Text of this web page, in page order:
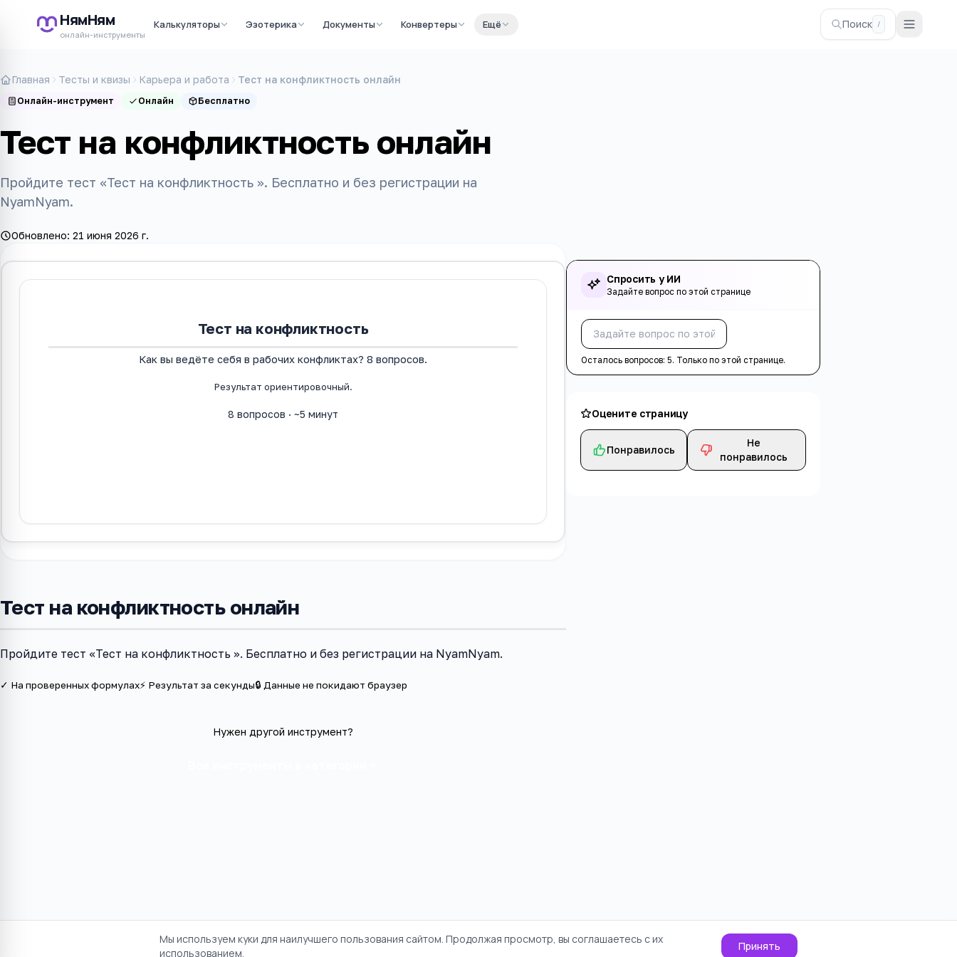
НямНям
онлайн-инструменты
Калькуляторы Эзотерика Документы Конвертеры Ещё Поиск /
Главная Тесты и квизы Карьера и работа Тест на конфликтность онлайн
Онлайн-инструмент Онлайн Бесплатно
Тест на конфликтность онлайн
Пройдите тест «Тест на конфликтность ». Бесплатно и без регистрации на
NyamNyam.
Обновлено: 21 июня 2026 г.
Тест на конфликтность
Как вы ведёте себя в рабочих конфликтах? 8 вопросов.
Результат ориентировочный.
8 вопросов · ~5 минут
Тест на конфликтность онлайн
Пройдите тест «Тест на конфликтность ». Бесплатно и без регистрации на NyamNyam.
✓ На проверенных формулах⚡ Результат за секунды🔒 Данные не покидают браузер
Нужен другой инструмент?
Спросить у ИИ
Задайте вопрос по этой странице
Осталось вопросов:5. Только по этой странице.
Оцените страницу
Понравилось
Не
понравилось
Мы используем куки для наилучшего пользования сайтом. Продолжая просмотр, вы соглашаетесь с их
использованием.
Принять